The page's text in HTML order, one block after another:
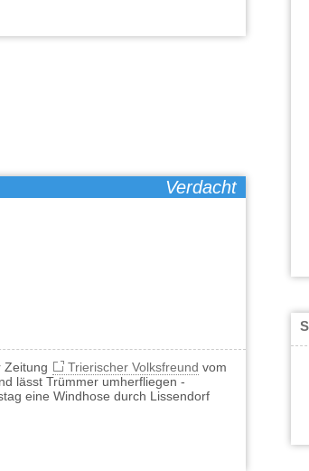
Verdacht
Zeitung Trierischer Volksfreund vom
lässt Trümmer umherfliegen -
eine Windhose durch Lissendorf